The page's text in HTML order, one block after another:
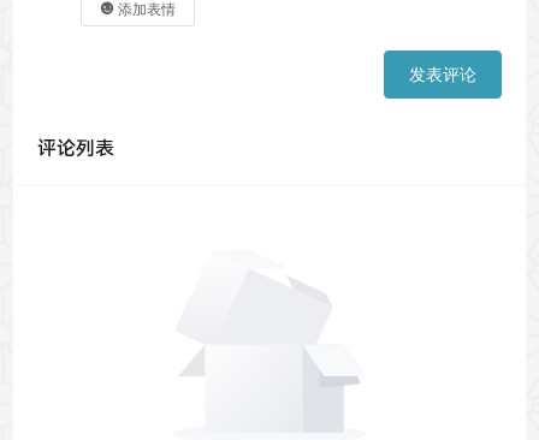
添加表情
发表评论
评论列表